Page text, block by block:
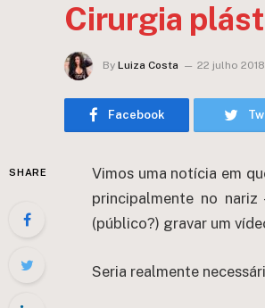
Cirurgia
By Luiza Costa 22 julho 2018
Facebook
SHARE
Vimos uma notícia em
principalmente no
(público?) gravar um
Seria realmente